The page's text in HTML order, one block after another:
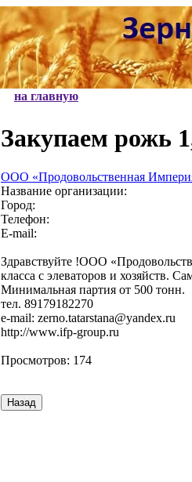
на главную
Закупаем рожь
ООО «Продовольственная
Название организации:
Город:
Телефон:
E-mail:
Здравствуйте !ООО
класса с элеваторов и хозяйств.
Минимальная партия от 500 тонн.
тел. 89179182270
e-mail: zerno.tatarstana@yandex.ru
http://www.ifp-group.ru
Просмотров: 174